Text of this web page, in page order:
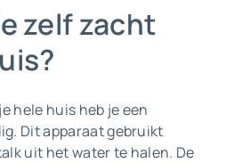
zelf zacht
hele huis heb je een
Dit apparaat gebruikt
uit het water te halen. De